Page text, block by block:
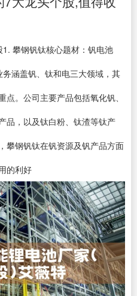
攀钢钒钛核心题材：钒电池
涵盖钒、钛和电三大领域，其
。公司主要产品包括氧化钒、
品，以及钛白粉、钛渣等钛产
攀钢钒钛在钒资源及钒产品方面
的利好